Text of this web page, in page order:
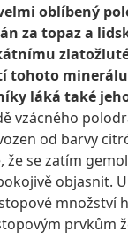
oblíbený
za topaz a
tohoto
láká také
vzácného
od barvy
že se zatím
objasnit.
množství
prvkům